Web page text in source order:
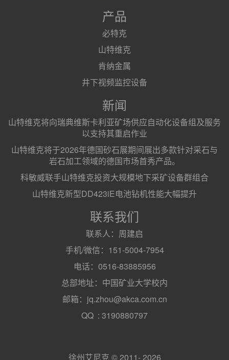
产品
必特克
山特维克
肯纳金属
井下视频监控设备
新闻
山特维克将向瑞典维斯卡利亚矿场供应自动化设备组及服务
以支持其重启作业
山特维克将于2026年德国砂石展期间展出多款针对采石与
岩石加工领域的德国市场首秀产品。
科敏威联手山特维克投资大规模地下采矿设备群组合
山特维克新型DD423iE电池钻机性能大幅提升
联系我们
联系人：周建启
手机/微信：151-5004-7954
电话：0516-83885956
总部地址：中国矿业大学校内
邮箱：jq.zhou@akca.com.cn
QQ : 3190880797
徐州艾尼克 © 2011- 2026